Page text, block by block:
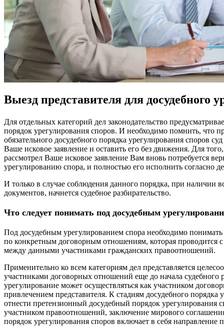
Выезд представителя для досудебного
Для отдельных категорий дел законодательство
порядок урегулирования споров. И необходимо помнить, что
обязательного досудебного порядка урегулирования споров
Ваше исковое заявление и оставить его без движения. Для
рассмотрел Ваше исковое заявление Вам вновь потребуется
урегулированию спора, и полностью его исполнить согласно
И только в случае соблюдения данного порядка, при наличии
документов, начнется судебное разбирательство.
Что следует понимать под досудебным
Под досудебным урегулированием спора необходимо
по конкретным договорным отношениям, которая проводится
между данными участниками гражданских правоотношений.
Применительно ко всем категориям дел представляется
участниками договорных отношений еще до начала судебного
урегулирование может осуществляться как участником
привлечением представителя. К стадиям досудебного порядка
отнести претензионный досудебный порядок урегулирования
участником правоотношений, заключение мирового
порядок урегулирования споров включает в себя направление